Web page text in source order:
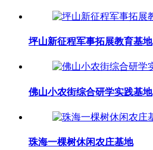
坪山新征程军事拓展教育基地
佛山小农街综合研学实践基地
珠海一棵树休闲农庄基地